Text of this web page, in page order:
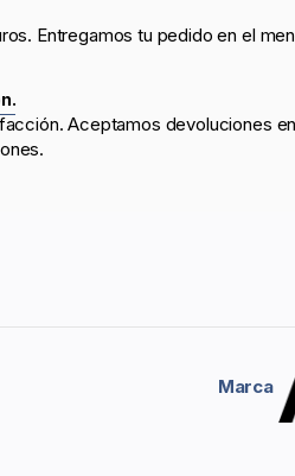
Entregamos tu pedido en el
Aceptamos devoluciones
Marca